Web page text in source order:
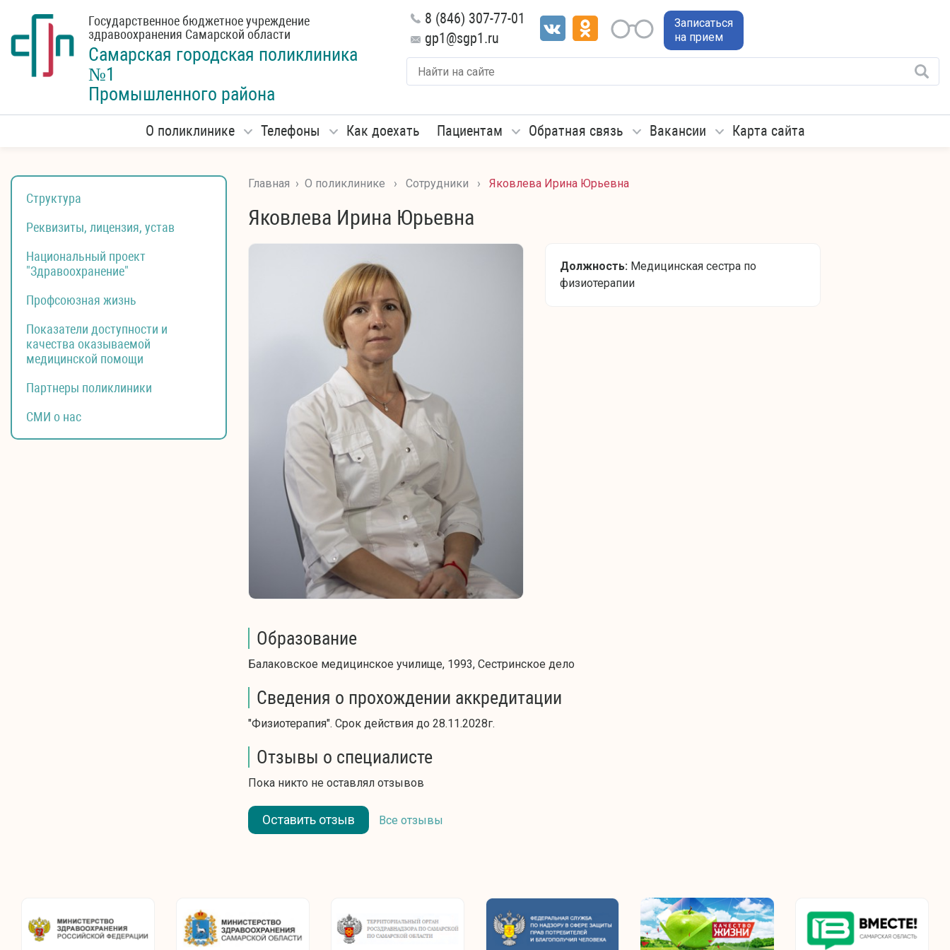
Государственное бюджетное учреждение
здравоохранения Самарской области
Самарская городская поликлиника
№1
Промышленного района
8 (846) 307-77-01
gp1@sgp1.ru
Записаться
на прием
О поликлинике Телефоны Как доехать Пациентам Обратная связь Вакансии Карта сайта
Структура
Реквизиты, лицензия, устав
Национальный проект
"Здравоохранение"
Профсоюзная жизнь
Показатели доступности и
качества оказываемой
медицинской помощи
Партнеры поликлиники
СМИ о нас
Главная › О поликлинике › Сотрудники › Яковлева Ирина Юрьевна
Яковлева Ирина Юрьевна
Должность: Медицинская сестра по
физиотерапии
Образование
Балаковское медицинское училище, 1993, Сестринское дело
Сведения о прохождении аккредитации
"Физиотерапия". Срок действия до 28.11.2028г.
Отзывы о специалисте
Пока никто не оставлял отзывов
Оставить отзыв Все отзывы